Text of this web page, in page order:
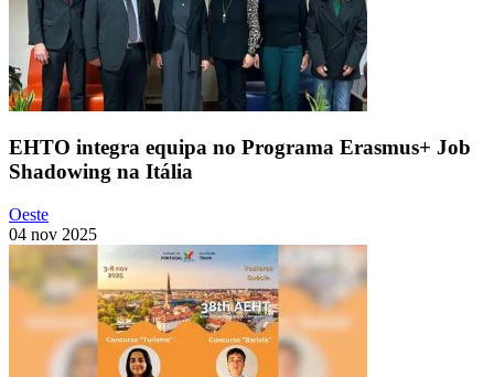
EHTO integra equipa no Programa Erasmus+ Job
Shadowing na Itália
Oeste
04 nov 2025